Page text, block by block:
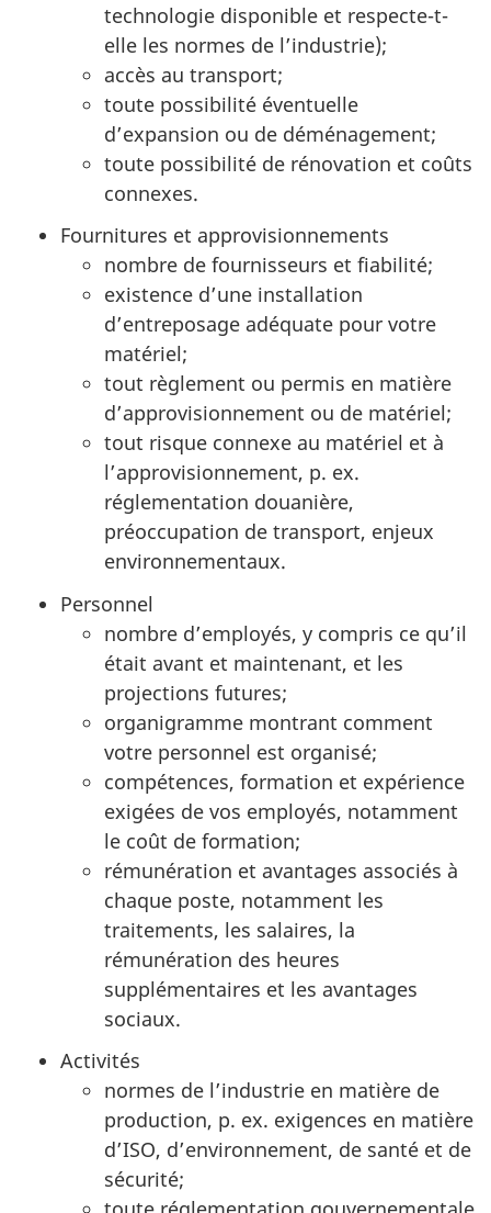
technologie disponible et respecte-t-
elle les normes de l’industrie);
accès au transport;
toute possibilité éventuelle
d’expansion ou de déménagement;
toute possibilité de rénovation et coûts
connexes.
Fournitures et approvisionnements
nombre de fournisseurs et fiabilité;
existence d’une installation
d’entreposage adéquate pour votre
matériel;
tout règlement ou permis en matière
d’approvisionnement ou de matériel;
tout risque connexe au matériel et à
l’approvisionnement, p. ex.
réglementation douanière,
préoccupation de transport, enjeux
environnementaux.
Personnel
nombre d’employés, y compris ce qu’il
était avant et maintenant, et les
projections futures;
organigramme montrant comment
votre personnel est organisé;
compétences, formation et expérience
exigées de vos employés, notamment
le coût de formation;
rémunération et avantages associés à
chaque poste, notamment les
traitements, les salaires, la
rémunération des heures
supplémentaires et les avantages
sociaux.
Activités
normes de l’industrie en matière de
production, p. ex. exigences en matière
d’ISO, d’environnement, de santé et de
sécurité;